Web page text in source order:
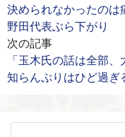
決められなかったの
野田代表ぶら下がり
次の記事
「玉木氏の話は全部
知らんぷりはひど過